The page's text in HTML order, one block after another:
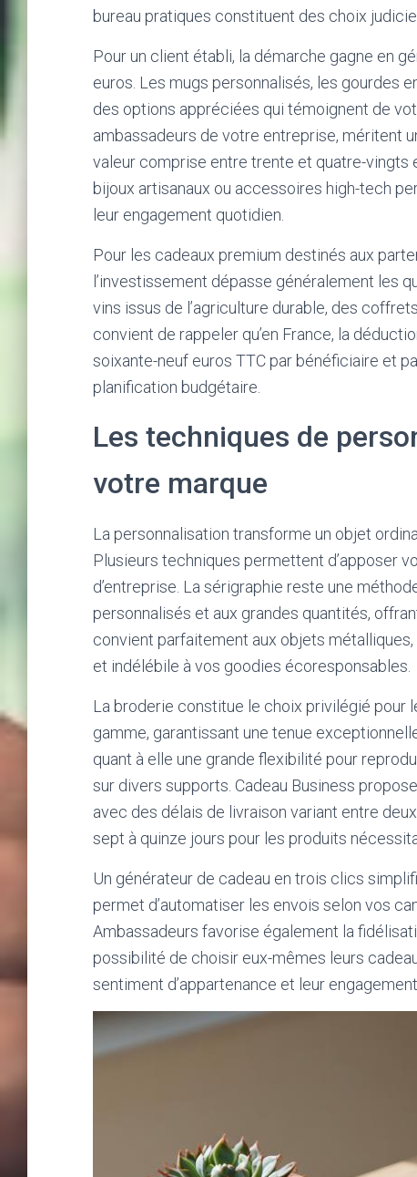
bureau pratiques constituent des choix
Pour un client établi, la démarche gagne en
euros. Les mugs personnalisés, les gourdes
des options appréciées qui témoignent de
ambassadeurs de votre entreprise, méritent
valeur comprise entre trente et quatre-vingts
bijoux artisanaux ou accessoires high-tech
leur engagement quotidien.
Pour les cadeaux premium destinés aux
l’investissement dépasse généralement les
vins issus de l’agriculture durable, des
convient de rappeler qu’en France, la
soixante-neuf euros TTC par bénéficiaire et
planification budgétaire.
Les techniques de
votre marque
La personnalisation transforme un objet
Plusieurs techniques permettent d’apposer
d’entreprise. La sérigraphie reste une
personnalisés et aux grandes quantités,
convient parfaitement aux objets
et indélébile à vos goodies écoresponsables.
La broderie constitue le choix privilégié
gamme, garantissant une tenue
quant à elle une grande flexibilité pour
sur divers supports. Cadeau Business
avec des délais de livraison variant entre
sept à quinze jours pour les produits
Un générateur de cadeau en trois clics
permet d’automatiser les envois selon vos
Ambassadeurs favorise également la
possibilité de choisir eux-mêmes leurs
sentiment d’appartenance et leur